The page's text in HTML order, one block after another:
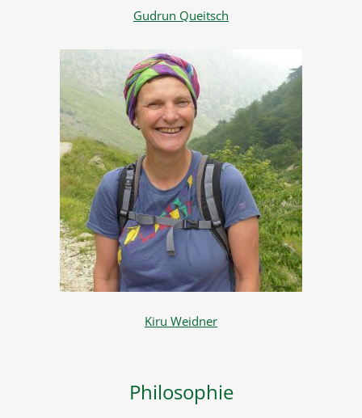
Gudrun Queitsch
Kiru Weidner
Philosophie